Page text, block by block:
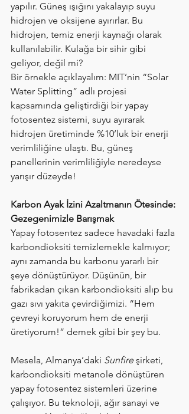
yapılır. Güneş ışığını yakalayıp suyu
hidrojen ve oksijene ayırırlar. Bu
hidrojen, temiz enerji kaynağı olarak
kullanılabilir. Kulağa bir sihir gibi
geliyor, değil mi?
Bir örnekle açıklayalım: MIT’nin “Solar
Water Splitting” adlı projesi
kapsamında geliştirdiği bir yapay
fotosentez sistemi, suyu ayırarak
hidrojen üretiminde %10’luk bir enerji
verimliliğine ulaştı. Bu, güneş
panellerinin verimliliğiyle neredeyse
yarışır düzeyde!
Karbon Ayak İzini Azaltmanın Ötesinde:
Gezegenimizle Barışmak
Yapay fotosentez sadece havadaki fazla
karbondioksiti temizlemekle kalmıyor;
aynı zamanda bu karbonu yararlı bir
şeye dönüştürüyor. Düşünün, bir
fabrikadan çıkan karbondioksiti alıp bu
gazı sıvı yakıta çevirdiğimizi. “Hem
çevreyi koruyorum hem de enerji
üretiyorum!” demek gibi bir şey bu.
Mesela, Almanya’daki Sunfire şirketi,
karbondioksiti metanole dönüştüren
yapay fotosentez sistemleri üzerine
çalışıyor. Bu teknoloji, ağır sanayi ve